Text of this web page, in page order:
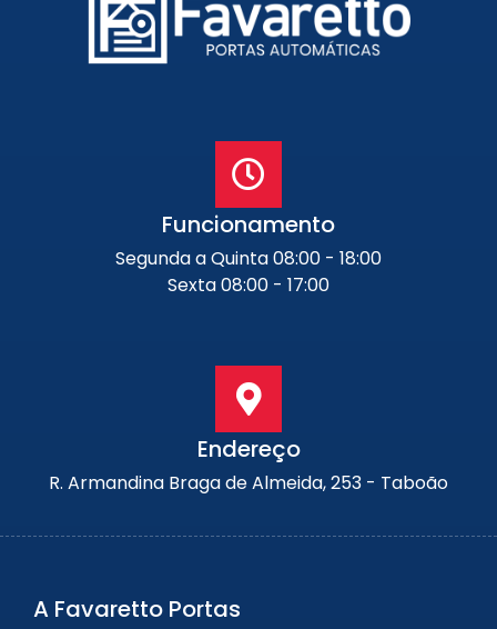
Funcionamento
Segunda a Quinta 08:00 - 18:00
Sexta 08:00 - 17:00
Endereço
R. Armandina Braga de Almeida, 253 - Taboão
A Favaretto Portas